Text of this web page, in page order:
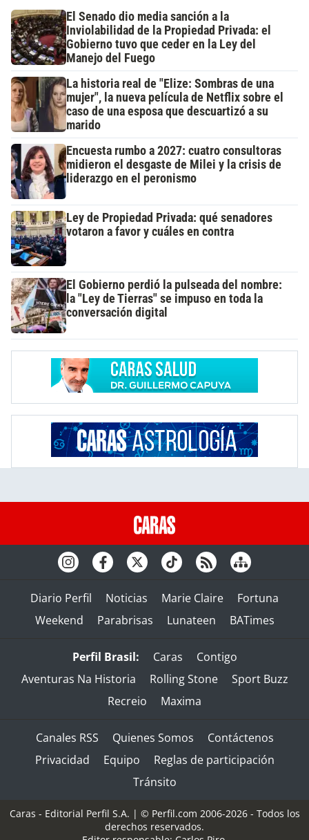
El Senado dio media sanción a la
Inviolabilidad de la Propiedad Privada: el
Gobierno tuvo que ceder en la Ley del
Manejo del Fuego
La historia real de "Elize: Sombras de una
mujer", la nueva película de Netflix sobre el
caso de una esposa que descuartizó a su
marido
Encuesta rumbo a 2027: cuatro consultoras
midieron el desgaste de Milei y la crisis de
liderazgo en el peronismo
Ley de Propiedad Privada: qué senadores
votaron a favor y cuáles en contra
El Gobierno perdió la pulseada del nombre:
la "Ley de Tierras" se impuso en toda la
conversación digital
Diario Perfil Noticias Marie Claire
Fortuna
Weekend
Parabrisas Lunateen BATimes
Perfil Brasil: Caras
Contigo
Aventuras Na Historia
Rolling Stone
Sport Buzz
Recreio
Maxima
Canales RSS Quienes Somos
Contáctenos
Privacidad
Equipo
Reglas de participación
Tránsito
Caras - Editorial Perfil S.A. | © Perfil.com 2006-2026 - Todos los
derechos reservados.